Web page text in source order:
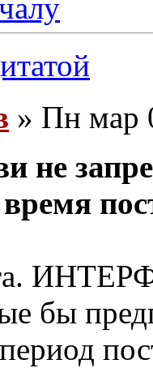
» Пн мар
не
бы